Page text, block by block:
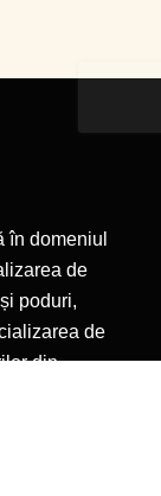
în domeniul
de
poduri,
de
din